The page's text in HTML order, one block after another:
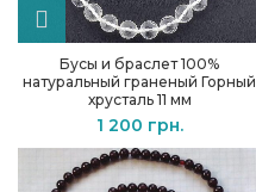
Бусы и браслет 100%
натуральный граненый Горный
хрусталь 11 мм
1 200 грн.